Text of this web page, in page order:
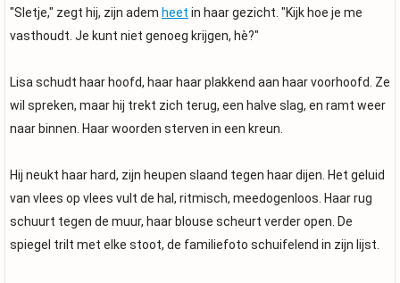
"Sletje," zegt hij, zijn adem heet in haar gezicht. "Kijk hoe je me
vasthoudt. Je kunt niet genoeg krijgen, hè?"
Lisa schudt haar hoofd, haar haar plakkend aan haar voorhoofd. Ze
wil spreken, maar hij trekt zich terug, een halve slag, en ramt weer
naar binnen. Haar woorden sterven in een kreun.
Hij neukt haar hard, zijn heupen slaand tegen haar dijen. Het geluid
van vlees op vlees vult de hal, ritmisch, meedogenloos. Haar rug
schuurt tegen de muur, haar blouse scheurt verder open. De
spiegel trilt met elke stoot, de familiefoto schuifelend in zijn lijst.